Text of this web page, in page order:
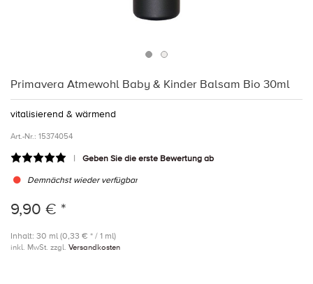
Primavera Atmewohl Baby & Kinder Balsam Bio 30ml
vitalisierend & wärmend
Art.-Nr.: 15374054
Geben Sie die erste Bewertung ab
Demnächst wieder verfügbar
9,90 € *
Inhalt: 30 ml (0,33 € * / 1 ml)
inkl. MwSt. zzgl. Versandkosten